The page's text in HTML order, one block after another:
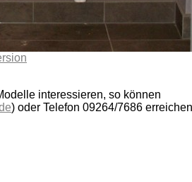
interessieren, so können
) oder Telefon 09264/7686